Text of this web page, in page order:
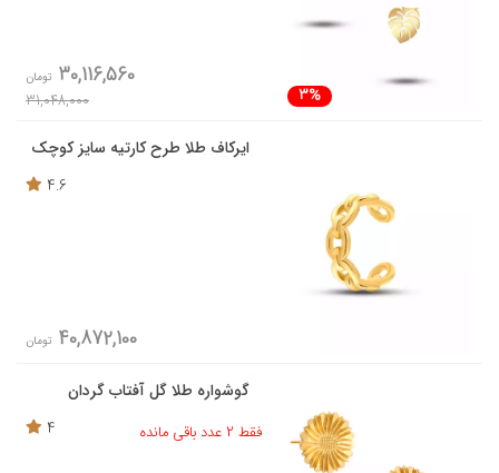
3%
30,116,560 تومان
31,048,000
ایرکاف طلا طرح کارتیه سایز کوچک
4.6
40,872,100 تومان
گوشواره طلا گل آفتاب گردان
فقط 2 عدد باقی مانده
4